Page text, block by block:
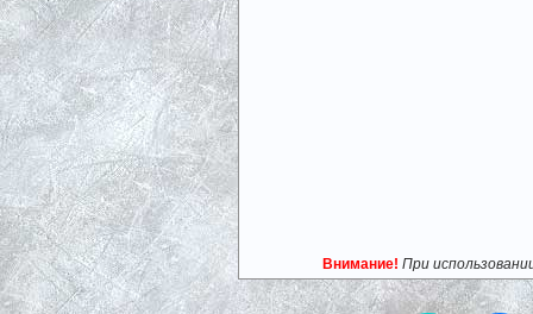
Внимание! При